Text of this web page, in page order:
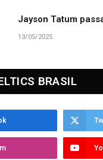
Jayson Tatum
13/05/2025
BRASIL